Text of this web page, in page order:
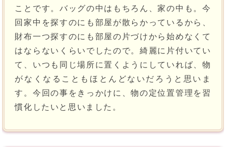
ことです。バッグの中はもちろん、家の中も。今
回家中を探すのにも部屋が散らかっているから、
財布一つ探すのにも部屋の片づけから始めなくて
はならないくらいでしたので。綺麗に片付いてい
て、いつも同じ場所に置くようにしていれば、物
がなくなることもほとんどないだろうと思いま
す。今回の事をきっかけに、物の定位置管理を習
慣化したいと思いました。